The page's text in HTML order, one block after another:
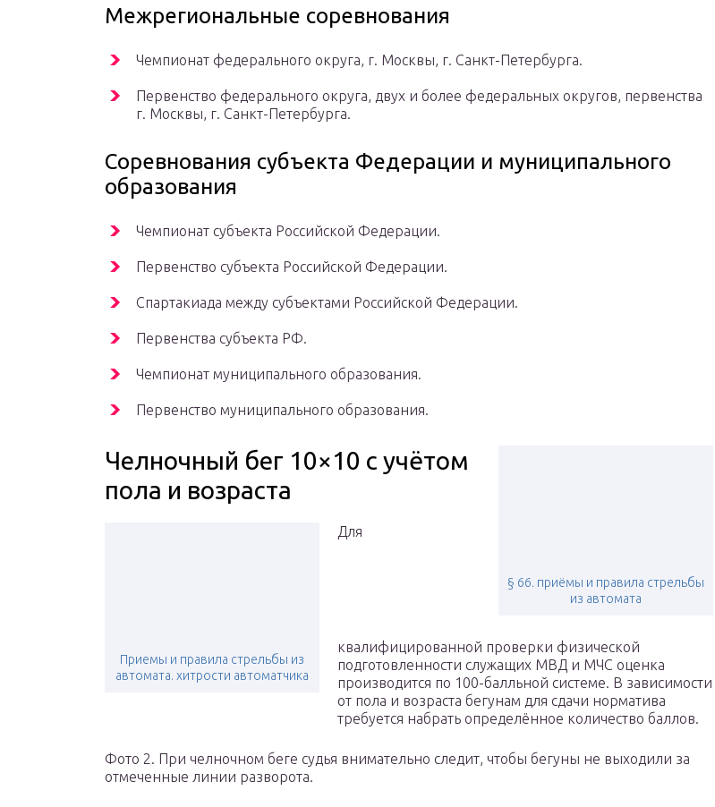
Межрегиональные соревнования
Чемпионат федерального округа, г. Москвы, г. Санкт-Петербурга.
Первенство федерального округа, двух и более федеральных округов, первенства
г. Москвы, г. Санкт-Петербурга.
Соревнования субъекта Федерации и муниципального
образования
Чемпионат субъекта Российской Федерации.
Первенство субъекта Российской Федерации.
Спартакиада между субъектами Российской Федерации.
Первенства субъекта РФ.
Чемпионат муниципального образования.
Первенство муниципального образования.
§ 66. приёмы и правила стрельбы
из автомата
Челночный бег 10×10 с учётом
пола и возраста
Приемы и правила стрельбы из
автомата. хитрости автоматчика
Для
квалифицированной проверки физической
подготовленности служащих МВД и МЧС оценка
производится по 100-балльной системе. В зависимости
от пола и возраста бегунам для сдачи норматива
требуется набрать определённое количество баллов.
Фото 2. При челночном беге судья внимательно следит, чтобы бегуны не выходили за
отмеченные линии разворота.